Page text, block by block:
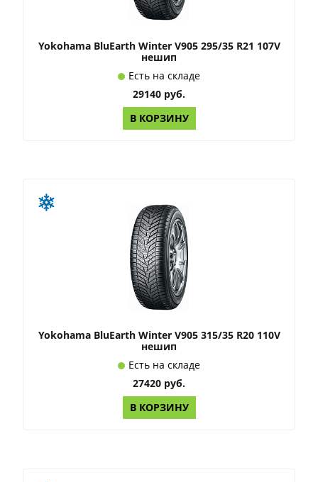
Yokohama BluEarth Winter V905 295/35 R21 107V
нешип
Есть на складе
29140 руб.
В КОРЗИНУ
Yokohama BluEarth Winter V905 315/35 R20 110V
нешип
Есть на складе
27420 руб.
В КОРЗИНУ